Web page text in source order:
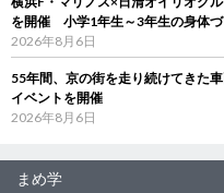
を開催 小学1年生～3年生の身体づ
2026年8月6日
55年間、京の街を走り続けてきた
イベントを開催
2026年8月6日
まめ学